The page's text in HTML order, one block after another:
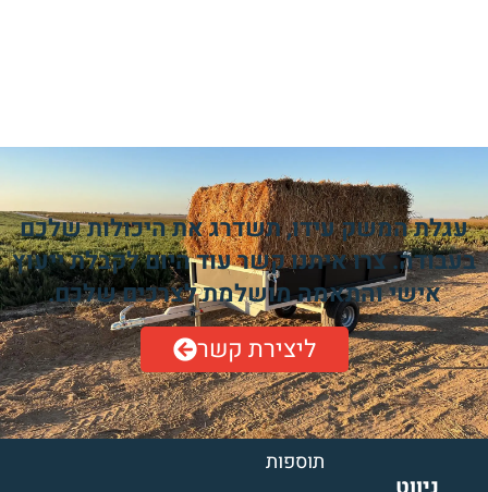
עגלת המשק עידו, תשדרג את היכולות שלכם
בעבודה. צרו איתנו קשר עוד היום לקבלת ייעוץ
אישי והתאמה מושלמת לצרכים שלכם.
ליצירת קשר
תוספות